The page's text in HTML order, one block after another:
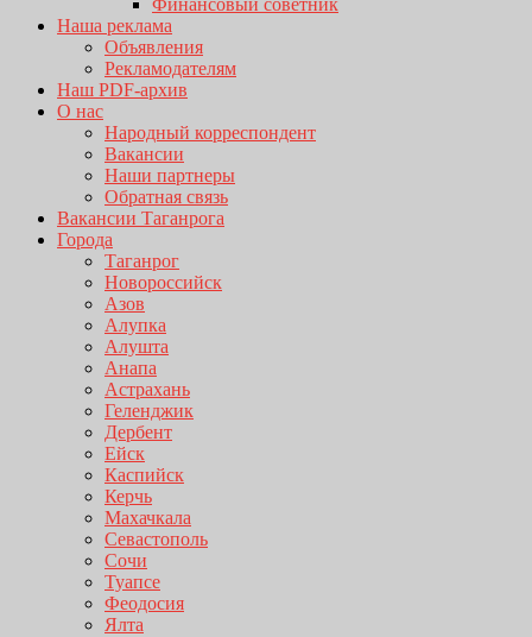
Финансовый советник
Наша реклама
Объявления
Рекламодателям
Наш PDF-архив
О нас
Народный корреспондент
Вакансии
Наши партнеры
Обратная связь
Вакансии Таганрога
Города
Таганрог
Новороссийск
Азов
Алупка
Алушта
Анапа
Астрахань
Геленджик
Дербент
Ейск
Каспийск
Керчь
Махачкала
Севастополь
Сочи
Туапсе
Феодосия
Ялта